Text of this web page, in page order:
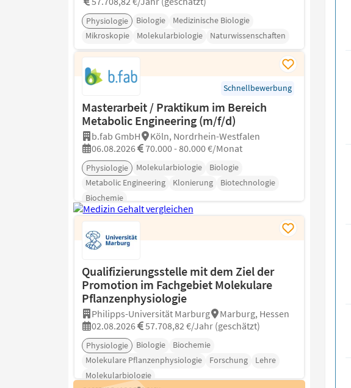
Physiologie Biologie
Medizinische Biologie
Mikroskopie
Molekularbiologie Naturwissenschaften
Schnellbewerbung
Masterarbeit / Praktikum im Bereich
Metabolic Engineering (m/f/d)
b.fab GmbH
Köln, Nordrhein-Westfalen
06.08.2026
70.000 - 80.000 €/Monat
Physiologie Molekularbiologie
Biologie
Metabolic Engineering
Klonierung
Biotechnologie
Biochemie
Qualifizierungsstelle mit dem Ziel der
Promotion im Fachgebiet Molekulare
Pflanzenphysiologie
Philipps-Universität Marburg
Marburg, Hessen
02.08.2026
57.708,82 €/Jahr (geschätzt)
Physiologie Biologie
Biochemie
Molekulare Pflanzenphysiologie
Forschung
Lehre
Molekularbiologie